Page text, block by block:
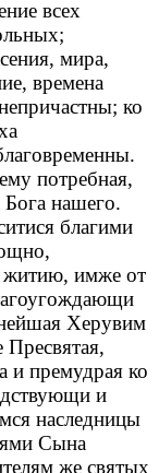
всех
мира,
времена
ко
потребная,
нашего.
благими
житию, имже от
Херувим
и премудрая ко
и
наследницы
Сына
же святых